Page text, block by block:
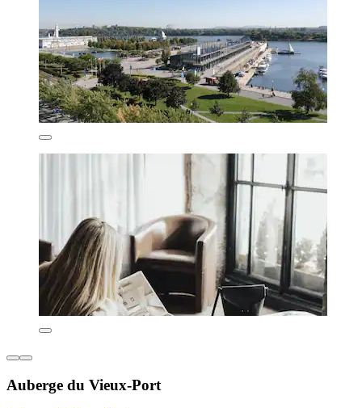
Auberge du Vieux-Port